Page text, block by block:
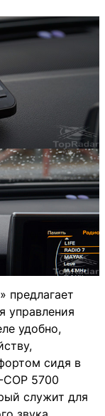
предлагает
управления
удобно,
сидя в
5700
служит для